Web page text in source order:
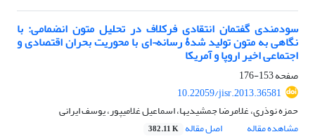
سودمندی گفتمان انتقادی فرکلاف در تحلیل متون انضمامی: با
نگاهی به متون تولید شدۀ رسانه¬ای با محوریت بحران اقتصادی و
اجتماعی اخیر اروپا و آمریکا
صفحه153-176
10.22059/jisr.2013.36581
حمزه نوذری، غلامرضا جمشیدیها، اسماعیل غلامیپور، یوسف ایرانی
مشاهده مقاله
اصل مقاله 382.11 K